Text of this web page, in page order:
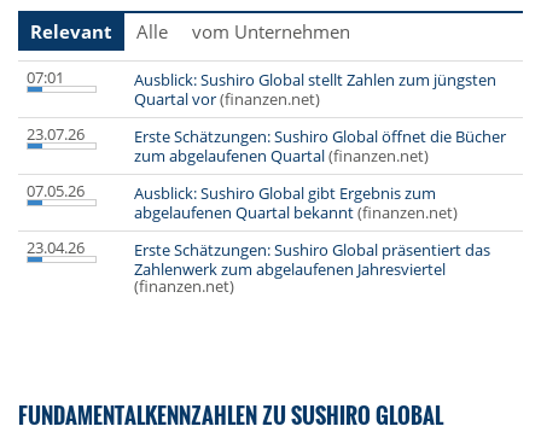
Relevant
Alle vom Unternehmen
07:01
Ausblick: Sushiro Global stellt Zahlen zum jüngsten
Quartal vor(finanzen.net)
23.07.26
Erste Schätzungen: Sushiro Global öffnet die Bücher
zum abgelaufenen Quartal(finanzen.net)
07.05.26
Ausblick: Sushiro Global gibt Ergebnis zum
abgelaufenen Quartal bekannt(finanzen.net)
23.04.26
Erste Schätzungen: Sushiro Global präsentiert das
Zahlenwerk zum abgelaufenen Jahresviertel
(finanzen.net)
FUNDAMENTALKENNZAHLEN ZU SUSHIRO GLOBAL